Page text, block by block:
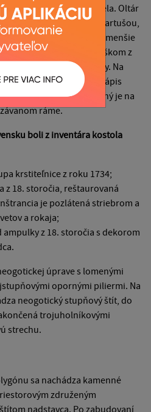
sv. Michala, archanjela. Oltár
relikviára s rokokovou kartušou,
nad sebou usporiadané menšie
Panny Márie s Ježiškom z
obrazu klužskej Madony. Na
na zadnej strane nápis
z roku 1892. Umiestnený je na
ráme.
boli z inventára kostola
krstiteľnice z roku 1734;
z 18. storočia, reštaurovaná
je pozlátená striebrom a
a rokaja;
z 18. storočia s dekorom
úprave s lomenými
opornými piliermi. Na
neogotický stupňový štít, do
trojuholníkovými
strechu.
sa nachádza kamenné
združeným
nadstavca. Po zabudovaní